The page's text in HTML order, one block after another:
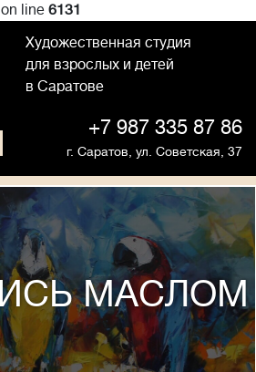
line 6131
Художественная студия
для взрослых и детей
в Саратове
+7 987 335 87 86
г. Саратов, ул. Советская, 37
МАСЛОМ